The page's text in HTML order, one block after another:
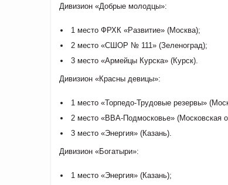
Дивизион «Добрые молодцы»:
1 место ФРХК «Развитие» (Москва);
2 место «СШОР № 111» (Зеленоград);
3 место «Армейцы Курска» (Курск).
Дивизион «Красны девицы»:
1 место «Торпедо-Трудовые резервы»
2 место «ВВА-Подмосковье» (Московская
3 место «Энергия» (Казань).
Дивизион «Богатыри»:
1 место «Энергия» (Казань);